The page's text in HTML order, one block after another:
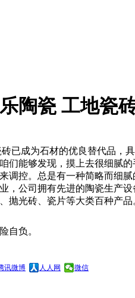
陶瓷 工地瓷
已成为石材的优良替代品，
能够发现，摸上去很细腻
控。总是有一种简略而细
公司拥有先进的陶瓷生产
抛光砖、瓷片等大类百种产品
自负。
讯微博 人人网 微信